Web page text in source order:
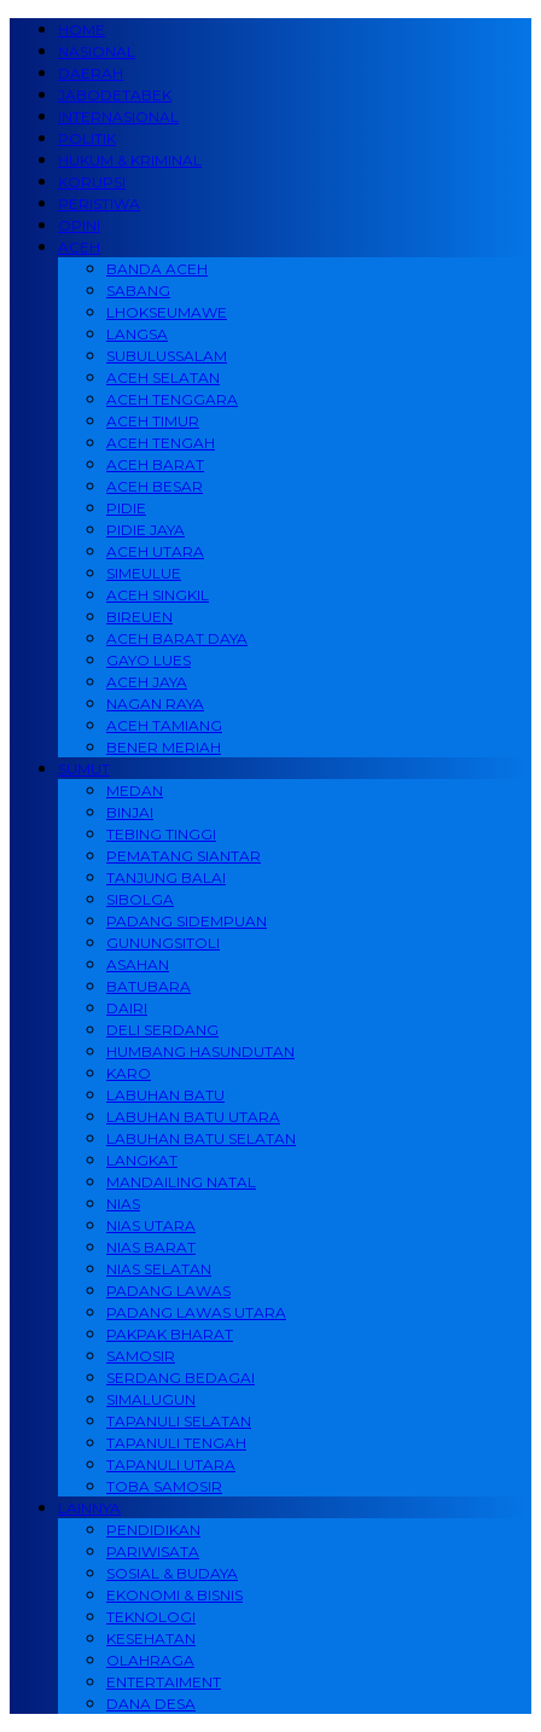
HOME
NASIONAL
DAERAH
JABODETABEK
INTERNASIONAL
POLITIK
HUKUM & KRIMINAL
KORUPSI
PERISTIWA
OPINI
ACEH
BANDA ACEH
SABANG
LHOKSEUMAWE
LANGSA
SUBULUSSALAM
ACEH SELATAN
ACEH TENGGARA
ACEH TIMUR
ACEH TENGAH
ACEH BARAT
ACEH BESAR
PIDIE
PIDIE JAYA
ACEH UTARA
SIMEULUE
ACEH SINGKIL
BIREUEN
ACEH BARAT DAYA
GAYO LUES
ACEH JAYA
NAGAN RAYA
ACEH TAMIANG
BENER MERIAH
SUMUT
MEDAN
BINJAI
TEBING TINGGI
PEMATANG SIANTAR
TANJUNG BALAI
SIBOLGA
PADANG SIDEMPUAN
GUNUNGSITOLI
ASAHAN
BATUBARA
DAIRI
DELI SERDANG
HUMBANG HASUNDUTAN
KARO
LABUHAN BATU
LABUHAN BATU UTARA
LABUHAN BATU SELATAN
LANGKAT
MANDAILING NATAL
NIAS
NIAS UTARA
NIAS BARAT
NIAS SELATAN
PADANG LAWAS
PADANG LAWAS UTARA
PAKPAK BHARAT
SAMOSIR
SERDANG BEDAGAI
SIMALUGUN
TAPANULI SELATAN
TAPANULI TENGAH
TAPANULI UTARA
TOBA SAMOSIR
LAINNYA
PENDIDIKAN
PARIWISATA
SOSIAL & BUDAYA
EKONOMI & BISNIS
TEKNOLOGI
KESEHATAN
OLAHRAGA
ENTERTAIMENT
DANA DESA